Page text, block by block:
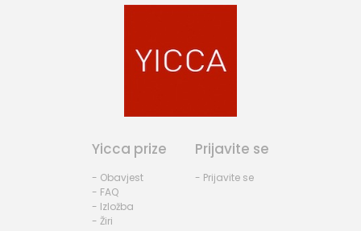
Yicca prize
- Obavjest
- FAQ
- Izložba
- Žiri
Prijavite se
- Prijavite se